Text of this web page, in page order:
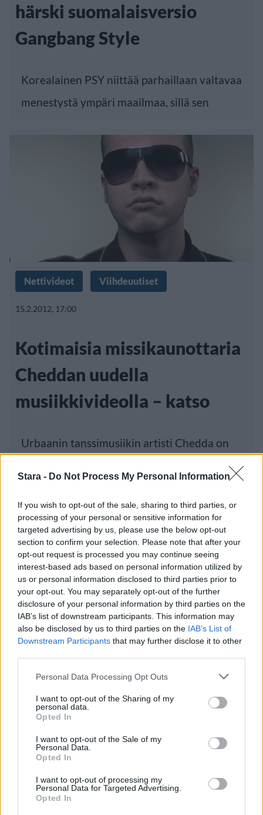
Stara - Do Not Process My Personal Information
If you wish to opt-out of the sale, sharing to third parties, or
processing of your personal or sensitive information for
targeted advertising by us, please use the below opt-out
section to confirm your selection. Please note that after your
opt-out request is processed you may continue seeing
interest-based ads based on personal information utilized by
us or personal information disclosed to third parties prior to
your opt-out. You may separately opt-out of the further
disclosure of your personal information by third parties on the
IAB’s list of downstream participants. This information may
also be disclosed by us to third parties on the IAB’s List of
Downstream Participants that may further disclose it to other
Personal Data Processing Opt Outs
I want to opt-out of the Sharing of my
personal data.
Opted In
I want to opt-out of the Sale of my
Personal Data.
Opted In
I want to opt-out of processing my
Personal Data for Targeted Advertising.
Opted In
härski suomalaisversio
Gangbang Style
Korealainen PSY niittää parhaillaan valtavaa
menestystä ympäri maailmaa, sillä sen
Nettivideot Viihdeuutiset
15.2.2012, 17:00
Kotimaisia missikaunottaria
Cheddan uudella
musiikkivideolla – katso
Urbaanin tanssimusiikin artisti Chedda on
Luetuimmat
PÄIVÄ VIIKKO KUUKAUSI
Leskeneläke ei kuulu kaikille – Kela
muistuttaa tärkeästä ikärajasta
Finnairin lennoista osan lentää jatkossa
toinen lentoyhtiö – matkustajille tärkeä
rajoitus
näytöksessä – yleisö poistui paikalta
suosikkikohteensa – yllättävä voittaja